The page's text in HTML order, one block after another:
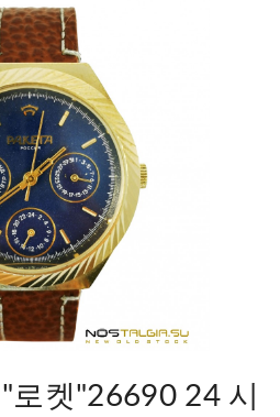
켓"26690 24 시